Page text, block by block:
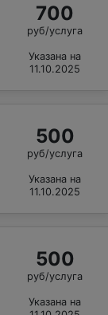
700
руб/услуга
Указана на
11.10.2025
500
руб/услуга
Указана на
11.10.2025
500
руб/услуга
Указана на